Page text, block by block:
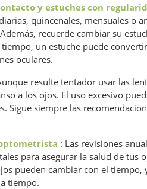
y estuches con
quincenales, mensuales o
recuerde cambiar su
un estuche puede
oculares.
resulte tentador usar las
a los ojos. El uso excesivo
Sigue siempre las
: Las revisiones
para asegurar la salud de tus
pueden cambiar con el tiempo,
tiempo.